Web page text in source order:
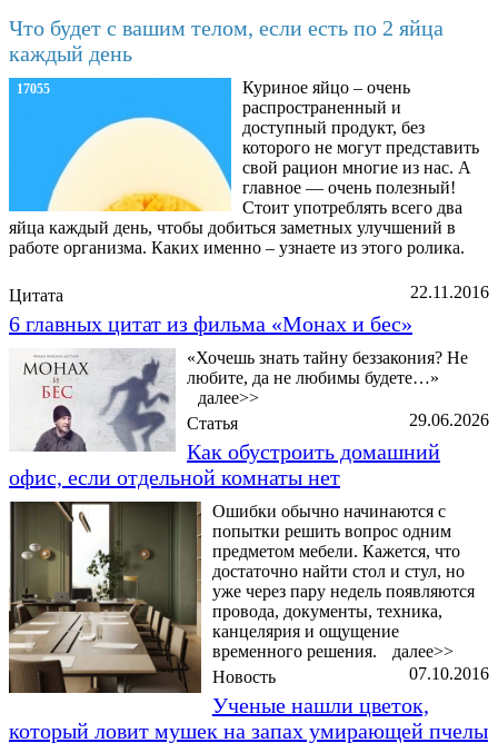
Что будет с вашим телом, если есть по 2 яйца
каждый день
17055
Куриное яйцо – очень
распространенный и
доступный продукт, без
которого не могут представить
свой рацион многие из нас. А
главное — очень полезный!
Стоит употреблять всего два
яйца каждый день, чтобы добиться заметных улучшений в
работе организма. Каких именно – узнаете из этого ролика.
22.11.2016
Цитата
6 главных цитат из фильма «Монах и бес»
«Хочешь знать тайну беззакония? Не
любите, да не любимы будете…»
далее>>
29.06.2026
Статья
Как обустроить домашний
офис, если отдельной комнаты нет
Ошибки обычно начинаются с
попытки решить вопрос одним
предметом мебели. Кажется, что
достаточно найти стол и стул, но
уже через пару недель появляются
провода, документы, техника,
канцелярия и ощущение
временного решения.
далее>>
07.10.2016
Новость
Ученые нашли цветок,
который ловит мушек на запах умирающей пчелы